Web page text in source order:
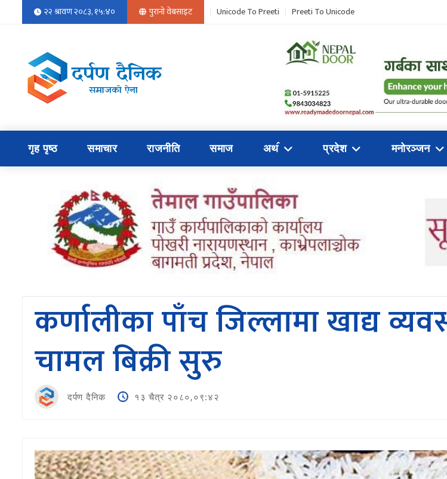
२२ श्रावण २०८३, १५:४० पुरानो वेबसाइट Unicode To Preeti Preeti To Unicode
गृह पृष्ठ समाचार राजनीति समाज अथ॔ प्रदेश मनोरञ्जन
कर्णालीका पाँच जिल्लामा खाद्य
चामल बिक्री सुरु
दर्पण दैनिक १३ चैत्र २०८०,०९:४२